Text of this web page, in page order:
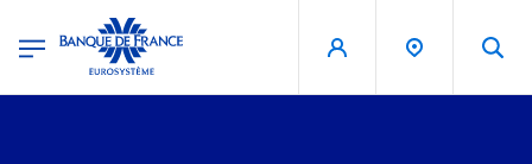
Banque de France - Menu Principal